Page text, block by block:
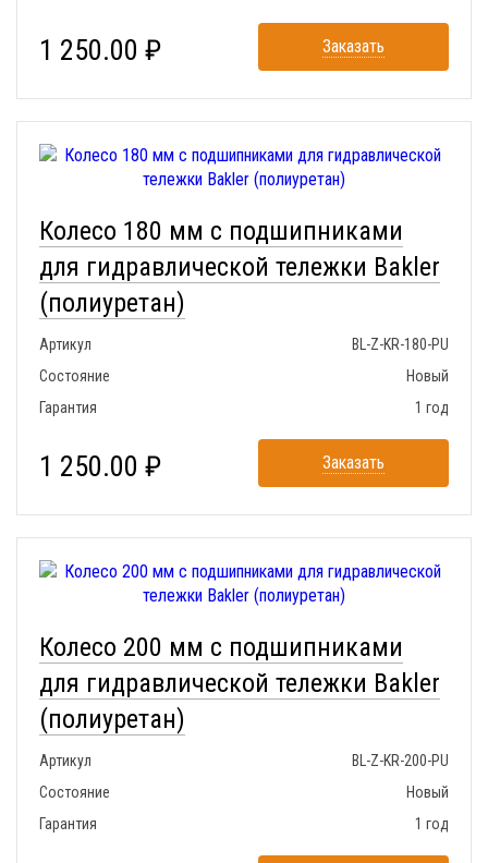
1 250.00 ₽ Заказать
Колесо 180 мм с подшипниками
для гидравлической тележки Bakler
(полиуретан)
Артикул
BL-Z-KR-180-PU
Состояние
Новый
Гарантия
1 год
1 250.00 ₽ Заказать
Колесо 200 мм с подшипниками
для гидравлической тележки Bakler
(полиуретан)
Артикул
BL-Z-KR-200-PU
Состояние
Новый
Гарантия
1 год